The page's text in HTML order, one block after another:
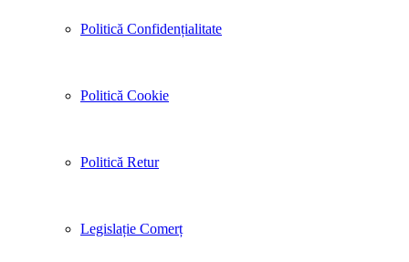
Politică Confidențialitate
Politică Cookie
Politică Retur
Legislație Comerț